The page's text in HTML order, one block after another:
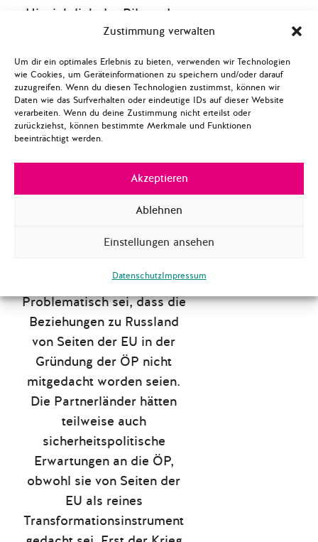
Zustimmung verwalten
Um dir ein optimales Erlebnis zu bieten, verwenden wir Technologien
wie Cookies, um Geräteinformationen zu speichern und/oder darauf
zuzugreifen. Wenn du diesen Technologien zustimmst, können wir
Daten wie das Surfverhalten oder eindeutige IDs auf dieser Website
verarbeiten. Wenn du deine Zustimmung nicht erteilst oder
zurückziehst, können bestimmte Merkmale und Funktionen
beeinträchtigt werden.
Akzeptieren
Ablehnen
Einstellungen ansehen
DatenschutzImpressum
Hinsichtlich der Bilanz der
ÖP in den letzten 10 Jahren
Assoziierungsabkommen
mit Georgien, der Ukraine
und Moldau, Visafreiheit
für moldauische,
Staatsbürger*innen,
Freihandelsabkommen
sowie die politische
Entwicklungen genannt.
Problematisch sei, dass die
Beziehungen zu Russland
von Seiten der EU in der
Gründung der ÖP nicht
mitgedacht worden seien.
Die Partnerländer hätten
teilweise auch
sicherheitspolitische
Erwartungen an die ÖP,
obwohl sie von Seiten der
EU als reines
Transformationsinstrument